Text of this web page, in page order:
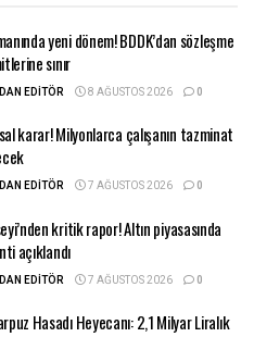
yeni dönem! BDDK’dan sözleşme
sınır
EDITÖR 8 AĞUSTOS 2026 0
karar! Milyonlarca çalışanın tazminat
EDITÖR 7 AĞUSTOS 2026 0
kritik rapor! Altın piyasasında
açıklandı
EDITÖR 7 AĞUSTOS 2026 0
Hasadı Heyecanı: 2,1 Milyar Liralık